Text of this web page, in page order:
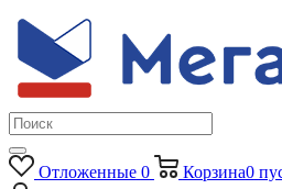
Отложенные 0 Корзина0